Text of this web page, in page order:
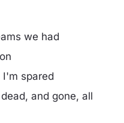
we had
I'm spared
and gone, all